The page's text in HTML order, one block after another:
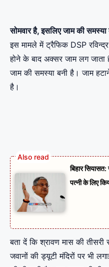
सोमवार है, इसलिए जाम की समस्या
इस मामले में ट्रैफिक DSP
होने के बाद अक्सर जाम लग
जाम की समस्या बनी है। जाम
है।
बिहार
पत्नी के लिए
बता दें कि श्रावण मास की तीसरी
जवानों की ड्यूटी मंदिरों पर भी